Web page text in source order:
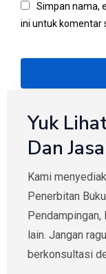
Simpan nama,
ini untuk komentar
Yuk
Dan
Kami
Penerbitan
lain. Jangan
berkonsultasi